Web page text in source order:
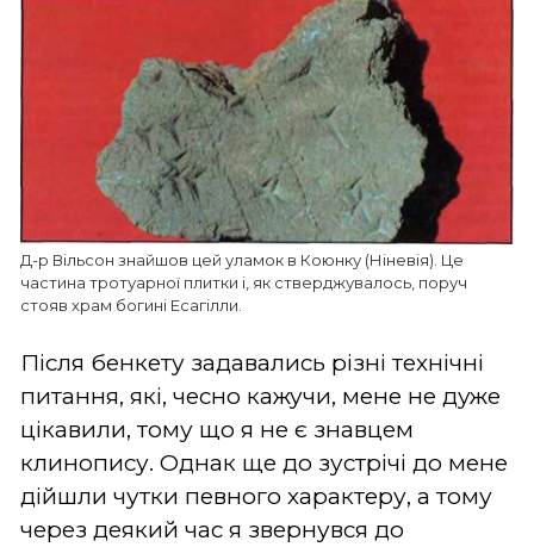
Д-р Вільсон знайшов цей уламок в Коюнку (Ніневія). Це
частина тротуарної плитки і, як стверджувалось, поруч
стояв храм богині Есагілли.
Після бенкету задавались різні технічні
питання, які, чесно кажучи, мене не дуже
цікавили, тому що я не є знавцем
клинопису. Однак ще до зустрічі до мене
дійшли чутки певного характеру, а тому
через деякий час я звернувся до